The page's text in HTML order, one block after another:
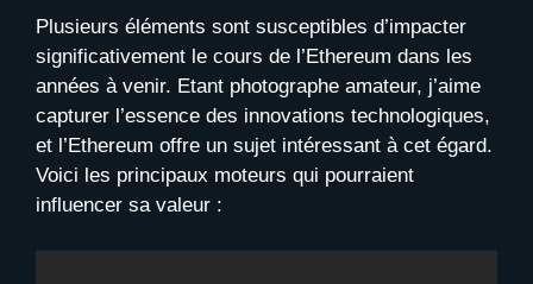
Plusieurs éléments sont susceptibles d’impacter
significativement le cours de l’Ethereum dans les
années à venir. Etant photographe amateur, j’aime
capturer l’essence des innovations technologiques,
et l’Ethereum offre un sujet intéressant à cet égard.
Voici les principaux moteurs qui pourraient
influencer sa valeur :